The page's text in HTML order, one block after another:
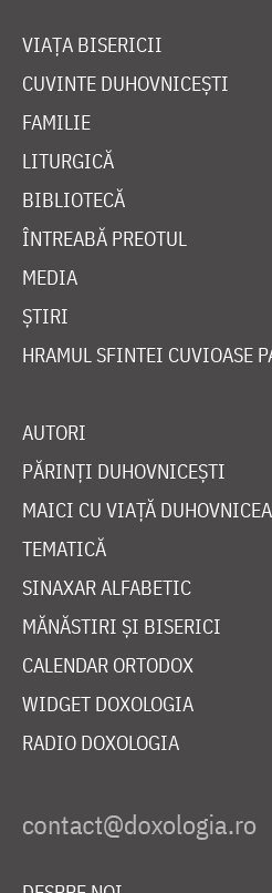
VIAȚA BISERICII
CUVINTE DUHOVNICEȘTI
FAMILIE
LITURGICĂ
BIBLIOTECĂ
ÎNTREABĂ PREOTUL
MEDIA
ȘTIRI
HRAMUL SFINTEI CUVIOASE
AUTORI
PĂRINȚI DUHOVNICEȘTI
MAICI CU VIAȚĂ
TEMATICĂ
SINAXAR ALFABETIC
MĂNĂSTIRI ȘI BISERICI
CALENDAR ORTODOX
WIDGET DOXOLOGIA
RADIO DOXOLOGIA